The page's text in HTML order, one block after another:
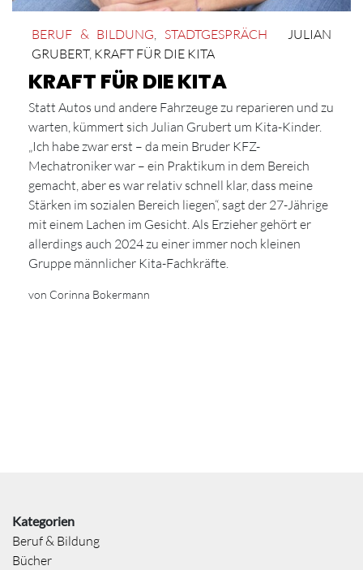
BERUF & BILDUNG STADTGESPRÄCH
JULIAN
GRUBERT, KRAFT FÜR DIE KITA
KRAFT FÜR DIE KITA
Statt Autos und andere Fahrzeuge zu reparieren und zu
warten, kümmert sich Julian Grubert um Kita-Kinder.
„Ich habe zwar erst – da mein Bruder KFZ-
Mechatroniker war – ein Praktikum in dem Bereich
gemacht, aber es war relativ schnell klar, dass meine
Stärken im sozialen Bereich liegen“, sagt der 27-Jährige
mit einem Lachen im Gesicht. Als Erzieher gehört er
allerdings auch 2024 zu einer immer noch kleinen
Gruppe männlicher Kita-Fachkräfte.
von Corinna Bokermann
Kategorien
Beruf & Bildung
Bücher